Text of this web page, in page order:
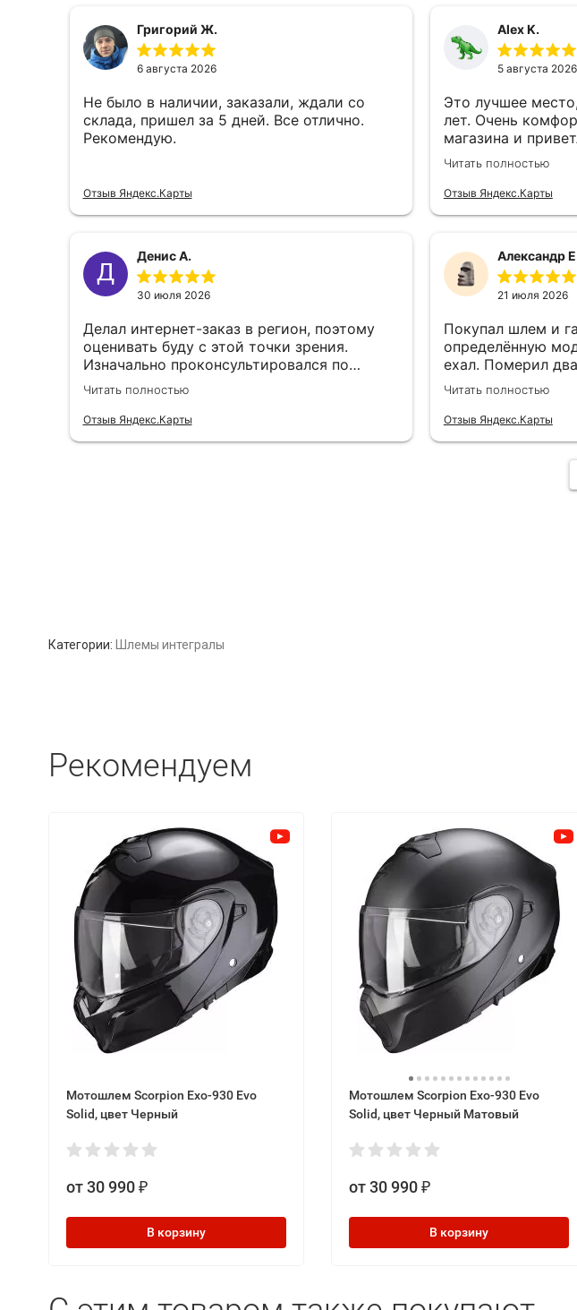
Категории: Шлемы интегралы
Рекомендуем
Мотошлем Scorpion Exo-930 Evo
Solid, цвет Черный
от 30 990 ₽
В корзину
Мотошлем Scorpion Exo-930 Evo
Solid, цвет Черный Матовый
от 30 990₽
В корзину